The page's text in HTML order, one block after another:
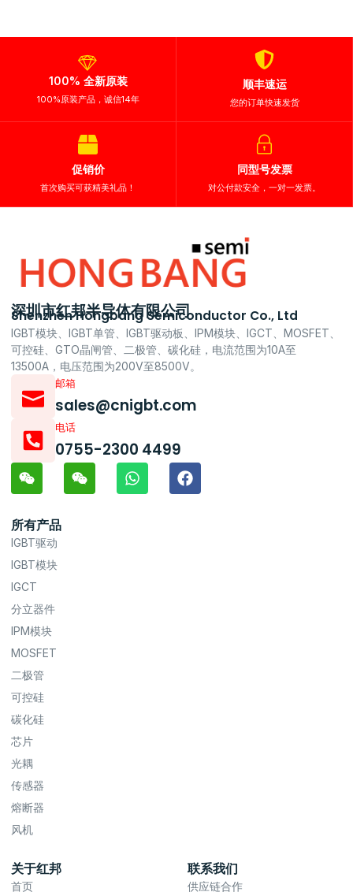
100% 全新原装
100%原装产品，诚信14年
顺丰速运
您的订单快速发货
促销价
首次购买可获精美礼品！
同型号发票
对公付款安全，一对一发票。
深圳市红邦半导体有限公司
Shenzhen Hongbang Semiconductor Co., Ltd
IGBT模块、IGBT单管、IGBT驱动板、IPM模块、IGCT、MOSFET、
可控硅、GTO晶闸管、二极管、碳化硅，电流范围为10A至
13500A，电压范围为200V至8500V。
邮箱
sales@cnigbt.com
电话
0755-2300 4499
所有产品
IGBT驱动
IGBT模块
IGCT
分立器件
IPM模块
MOSFET
二极管
可控硅
碳化硅
芯片
光耦
传感器
熔断器
风机
关于红邦
首页
联系我们
供应链合作